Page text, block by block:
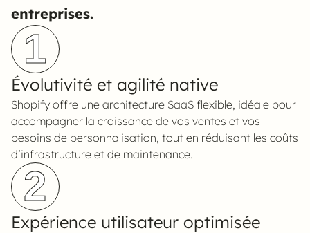
entreprises.
1
Évolutivité et agilité native
Shopify offre une architecture SaaS flexible, idéale pour
accompagner la croissance de vos ventes et vos
besoins de personnalisation, tout en réduisant les coûts
d’infrastructure et de maintenance.
2
Expérience utilisateur optimisée